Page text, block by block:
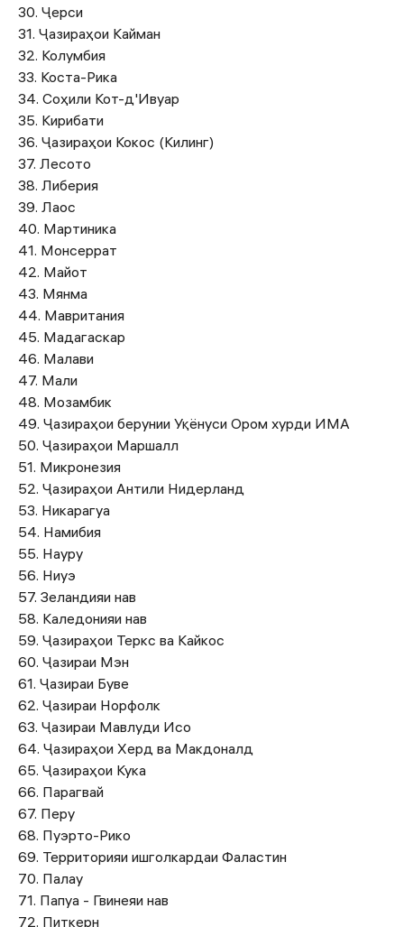
30. Ҷерси
31. Ҷазираҳои Кайман
32. Колумбия
33. Коста-Рика
34. Соҳили Кот-д'Ивуар
35. Кирибати
36. Ҷазираҳои Кокос (Килинг)
37. Лесото
38. Либерия
39. Лаос
40. Мартиника
41. Монсеррат
42. Майот
43. Мянма
44. Мавритания
45. Мадагаскар
46. Малави
47. Мали
48. Мозамбик
49. Ҷазираҳои берунии Уқёнуси Ором хурди ИМА
50. Ҷазираҳои Маршалл
51. Микронезия
52. Ҷазираҳои Антили Нидерланд
53. Никарагуа
54. Намибия
55. Науру
56. Ниуэ
57. Зеландияи нав
58. Каледонияи нав
59. Ҷазираҳои Теркс ва Кайкос
60. Ҷазираи Мэн
61. Ҷазираи Буве
62. Ҷазираи Норфолк
63. Ҷазираи Мавлуди Исо
64. Ҷазираҳои Херд ва Макдоналд
65. Ҷазираҳои Кука
66. Парагвай
67. Перу
68. Пуэрто-Рико
69. Территорияи ишголкардаи Фаластин
70. Палау
71. Папуа - Гвинеяи нав
72. Питкерн